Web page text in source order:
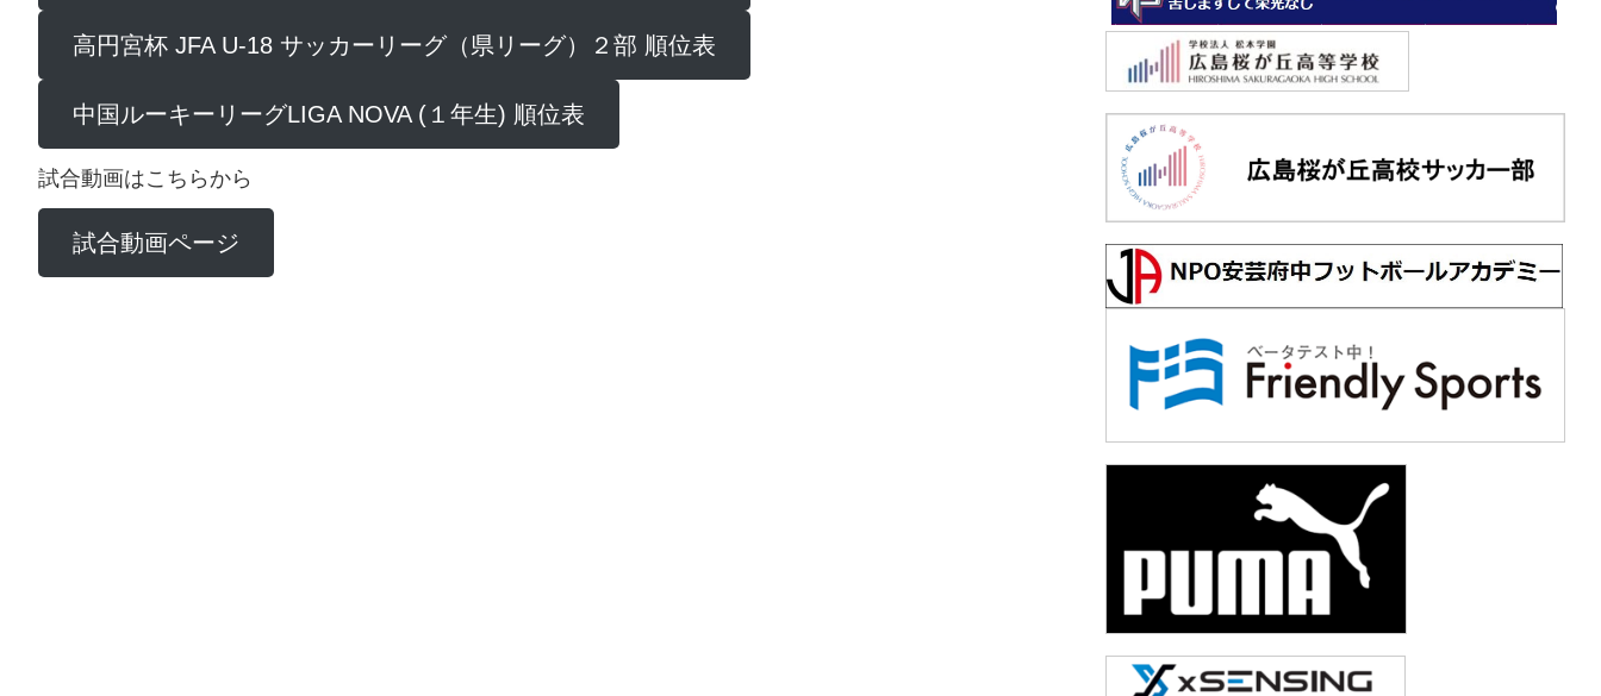
高円宮杯 JFA U-18 サッカーリーグ（県リーグ）２部 順位表
中国ルーキーリーグLIGA NOVA (１年生) 順位表
試合動画はこちらから
試合動画ページ